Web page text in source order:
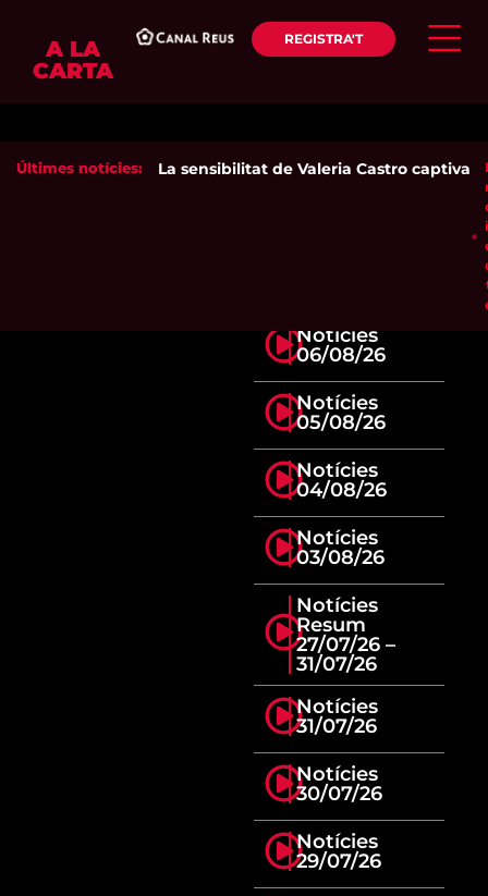
A LA
CARTA
REGISTRA'T
Últimes notícies: La sensibilitat de Valeria Castro captiva
Notícies
06/08/26
Notícies
05/08/26
Notícies
04/08/26
Notícies
03/08/26
Notícies
Resum
27/07/26 –
31/07/26
Notícies
31/07/26
Notícies
30/07/26
Notícies
29/07/26